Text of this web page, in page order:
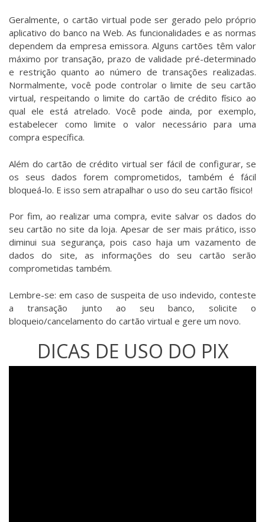
Geralmente, o cartão virtual pode ser gerado pelo próprio
aplicativo do banco na Web. As funcionalidades e as normas
dependem da empresa emissora. Alguns cartões têm valor
máximo por transação, prazo de validade pré-determinado
e restrição quanto ao número de transações realizadas.
Normalmente, você pode controlar o limite de seu cartão
virtual, respeitando o limite do cartão de crédito físico ao
qual ele está atrelado. Você pode ainda, por exemplo,
estabelecer como limite o valor necessário para uma
compra específica.
Além do cartão de crédito virtual ser fácil de configurar, se
os seus dados forem comprometidos, também é fácil
bloqueá-lo. E isso sem atrapalhar o uso do seu cartão físico!
Por fim, ao realizar uma compra, evite salvar os dados do
seu cartão no site da loja. Apesar de ser mais prático, isso
diminui sua segurança, pois caso haja um vazamento de
dados do site, as informações do seu cartão serão
comprometidas também.
Lembre-se: em caso de suspeita de uso indevido, conteste
a transação junto ao seu banco, solicite o
bloqueio/cancelamento do cartão virtual e gere um novo.
DICAS DE USO DO PIX